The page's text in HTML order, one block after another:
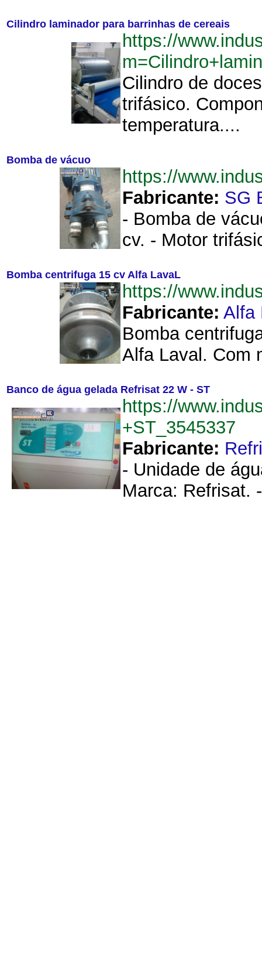
Cilindro laminador para barrinhas de cereais
https://
Cilindro de
trifásico.
temperatura....
Bomba de vácuo
https://
Fabricante: SG
- Bomba de
cv. - Motor
Bomba centrifuga 15 cv Alfa LavaL
https://
Fabricante: Alfa
Bomba
Alfa Laval. Com
Banco de água gelada Refrisat 22 W - ST
https://
+ST_3545337
Fabricante:
- Unidade de
Marca: Refrisat.